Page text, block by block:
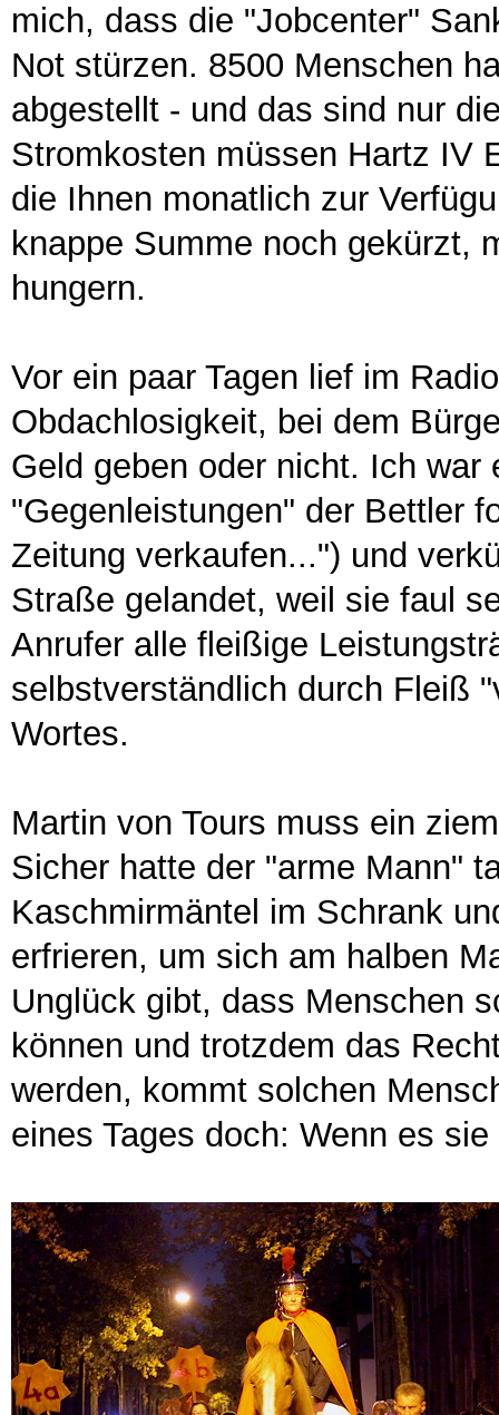
mich, dass die "Jobcenter"
Not stürzen. 8500 Menschen
abgestellt - und das sind nur
Stromkosten müssen Hartz IV
die Ihnen monatlich zur
knappe Summe noch gekürzt,
hungern.
Vor ein paar Tagen lief im
Obdachlosigkeit, bei dem
Geld geben oder nicht. Ich war
"Gegenleistungen" der Bettler
Zeitung verkaufen...") und
Straße gelandet, weil sie faul
Anrufer alle fleißige
selbstverständlich durch Fleiß
Wortes.
Martin von Tours muss ein
Sicher hatte der "arme Mann"
Kaschmirmäntel im Schrank
erfrieren, um sich am halben
Unglück gibt, dass Menschen
können und trotzdem das
werden, kommt solchen
eines Tages doch: Wenn es